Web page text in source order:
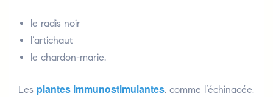
le radis noir
l’artichaut
le chardon-marie.
Les plantes immunostimulantes, comme l’échinacée,